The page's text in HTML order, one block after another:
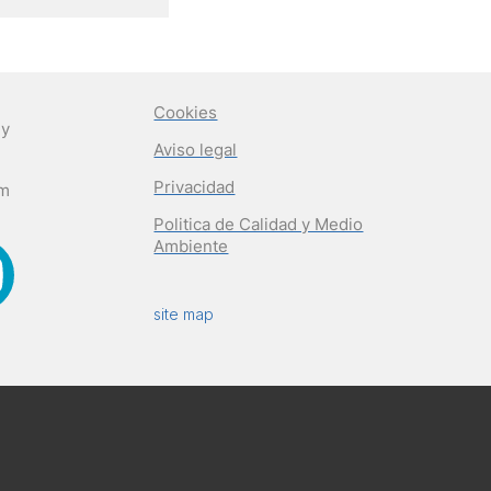
Cookies
Aviso legal
Privacidad
Politica de Calidad y Medio
Ambiente
site map